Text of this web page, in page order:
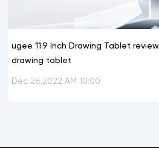
ugee 11.9 Inch Drawing Tablet
drawing tablet
Dec 28,2022 AM 10:00